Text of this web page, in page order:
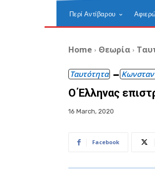
Περί Αντίβαρου
Home Θεωρία
Ταυτότητα
Ο Έλληνας
16 March, 2020
Facebook